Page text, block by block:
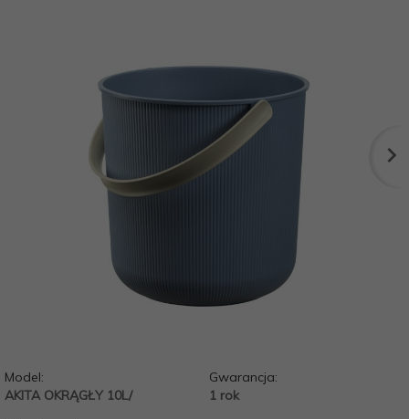
Model:
AKITA OKRĄGŁY 10L/
Gwarancja:
1 rok